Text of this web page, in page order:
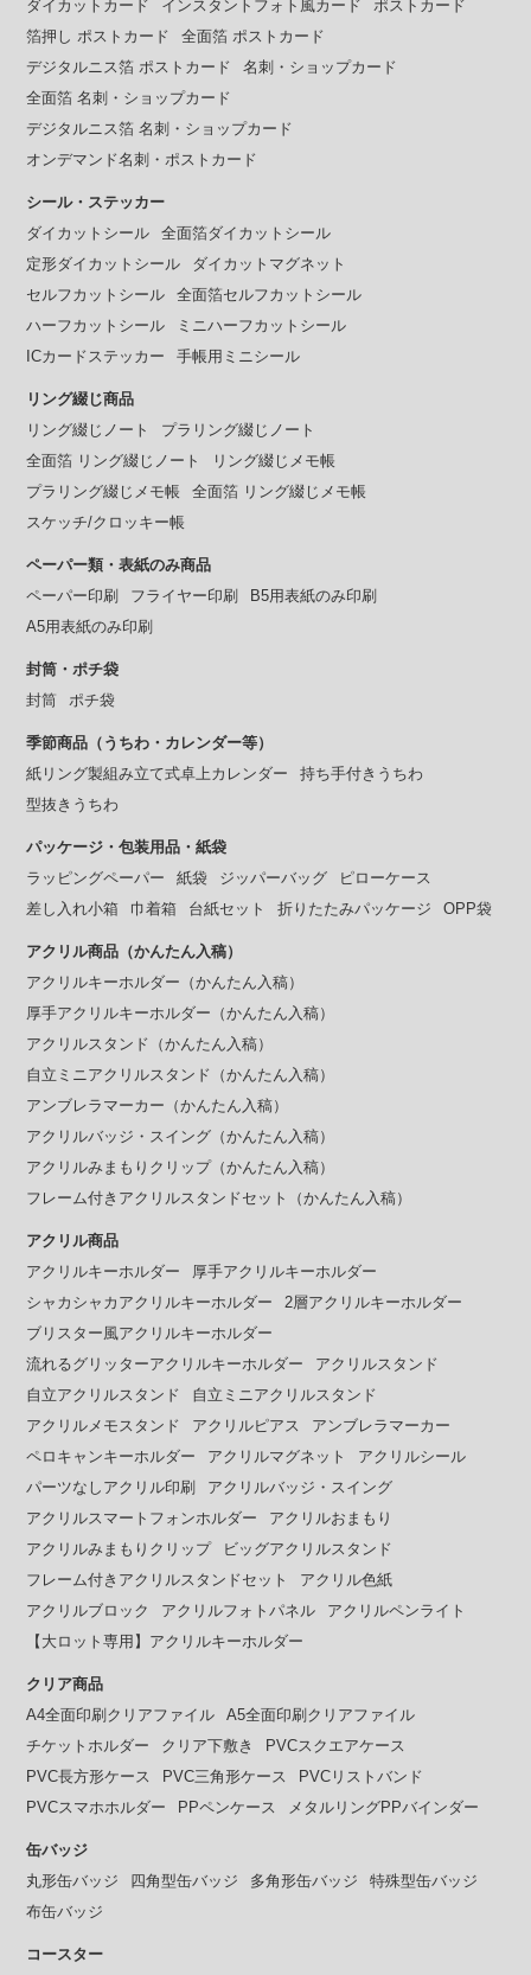
ダイカットカード インスタントフォト風カード
ポストカード
箔押し ポストカード
全面箔 ポストカード
デジタルニス箔 ポストカード
名刺・ショップカード
全面箔 名刺・ショップカード
デジタルニス箔 名刺・ショップカード
オンデマンド名刺・ポストカード
シール・ステッカー
ダイカットシール
全面箔ダイカットシール
定形ダイカットシール
ダイカットマグネット
セルフカットシール
全面箔セルフカットシール
ハーフカットシール
ミニハーフカットシール
ICカードステッカー
手帳用ミニシール
リング綴じ商品
リング綴じノート
プラリング綴じノート
全面箔 リング綴じノート
リング綴じメモ帳
プラリング綴じメモ帳
全面箔 リング綴じメモ帳
スケッチ/クロッキー帳
ペーパー類・表紙のみ商品
ペーパー印刷
フライヤー印刷
B5用表紙のみ印刷
A5用表紙のみ印刷
封筒・ポチ袋
封筒
ポチ袋
季節商品（うちわ・カレンダー等）
紙リング製組み立て式卓上カレンダー
持ち手付きうちわ
型抜きうちわ
パッケージ・包装用品・紙袋
ラッピングペーパー
紙袋 ジッパーバッグ
ピローケース
差し入れ小箱
巾着箱 台紙セット 折りたたみパッケージ OPP袋
アクリル商品（かんたん入稿）
アクリルキーホルダー（かんたん入稿）
厚手アクリルキーホルダー（かんたん入稿）
アクリルスタンド（かんたん入稿）
自立ミニアクリルスタンド（かんたん入稿）
アンブレラマーカー（かんたん入稿）
アクリルバッジ・スイング（かんたん入稿）
アクリルみまもりクリップ（かんたん入稿）
フレーム付きアクリルスタンドセット（かんたん入稿）
アクリル商品
アクリルキーホルダー
厚手アクリルキーホルダー
シャカシャカアクリルキーホルダー
2層アクリルキーホルダー
ブリスター風アクリルキーホルダー
流れるグリッターアクリルキーホルダー
アクリルスタンド
自立アクリルスタンド
自立ミニアクリルスタンド
アクリルメモスタンド
アクリルピアス
アンブレラマーカー
ペロキャンキーホルダー
アクリルマグネット
アクリルシール
パーツなしアクリル印刷
アクリルバッジ・スイング
アクリルスマートフォンホルダー
アクリルおまもり
アクリルみまもりクリップ
ビッグアクリルスタンド
フレーム付きアクリルスタンドセット
アクリル色紙
アクリルブロック
アクリルフォトパネル
アクリルペンライト
【大ロット専用】アクリルキーホルダー
クリア商品
A4全面印刷クリアファイル
A5全面印刷クリアファイル
チケットホルダー
クリア下敷き
PVCスクエアケース
PVC長方形ケース
PVC三角形ケース
PVCリストバンド
PVCスマホホルダー
PPペンケース メタルリングPPバインダー
缶バッジ
丸形缶バッジ
四角型缶バッジ 多角形缶バッジ
特殊型缶バッジ
布缶バッジ
コースター